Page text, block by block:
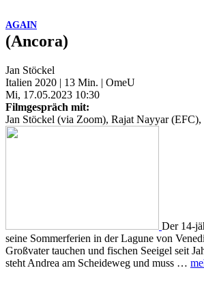
AGAIN
(Ancora)
Jan Stöckel
Italien 2020 | 13 Min. | OmeU
Mi, 17.05.2023 10:30
Filmgespräch mit:
Jan Stöckel (via Zoom), Rajat Nayyar
Der 14-
seine Sommerferien in der Lagune von
Großvater tauchen und fischen Seeigel seit
steht Andrea am Scheideweg und muss …